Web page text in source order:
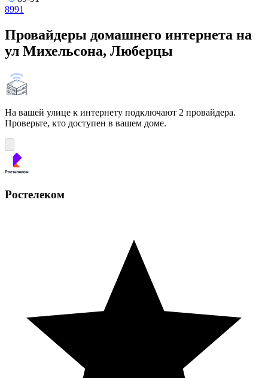
8991
Провайдеры домашнего интернета на
ул Михельсона, Люберцы
На вашей улице к интернету подключают 2 провайдера.
Проверьте, кто доступен в вашем доме.
Ростелеком